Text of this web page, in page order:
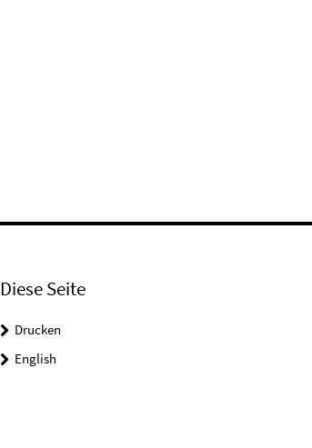
Diese Seite
Drucken
English